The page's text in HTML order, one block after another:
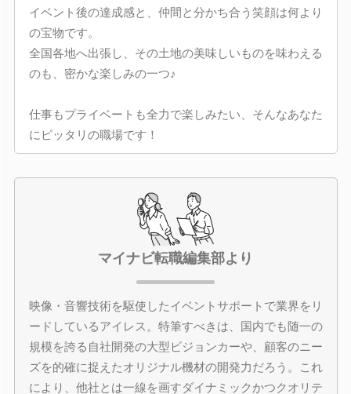
イベント後の達成感と、仲間と分かち合う笑顔は何より
の宝物です。
全国各地へ出張し、その土地の美味しいものを味わえる
のも、密かな楽しみの一つ♪
仕事もプライベートも全力で楽しみたい、そんなあなた
にピッタリの職場です！
マイナビ転職編集部より
映像・音響技術を駆使したイベントサポートで業界をリ
ードしているアイレス。特筆すべきは、国内でも随一の
規模を誇る自社開発の大型ビジョンカーや、顧客のニー
ズを的確に捉えたオリジナル機材の開発力だろう。これ
により、他社とは一線を画すダイナミックかつクオリテ